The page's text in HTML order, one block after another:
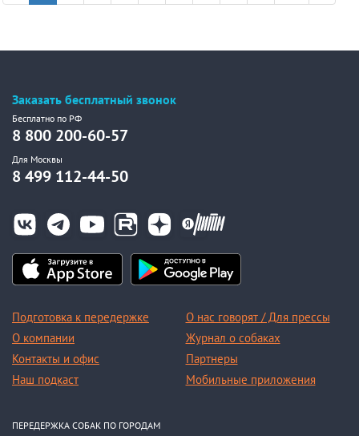
Заказать бесплатный звонок
Бесплатно по РФ
8 800 200-60-57
Для Москвы
8 499 112-44-50
Подготовка к передержке
О компании
Контакты и офис
Наш подкаст
О нас говорят / Для прессы
Журнал о собаках
Партнеры
Мобильные приложения
ПЕРЕДЕРЖКА СОБАК ПО ГОРОДАМ